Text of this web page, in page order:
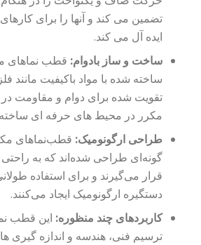
تضمین می کند و آنها را برای
ایده آل می کند.
ساخت و ساز بادوام: قطب نماهای
ساخته شده با مواد باکیفیت مانند
تقویت شده برای دوام و مقاومت در
مکرر در محیط های حرفه ای ساخته
طراحی ارگونومیک: قطب‌نماهای
گونه‌ای طراحی شده‌اند که به
قرار می‌گیرند و برای استفاده
دستگیره ارگونومیک ایجاد می‌کنند.
کاربردهای چند منظوره: این قطب
ترسیم فنی، هندسه و اندازه گیری